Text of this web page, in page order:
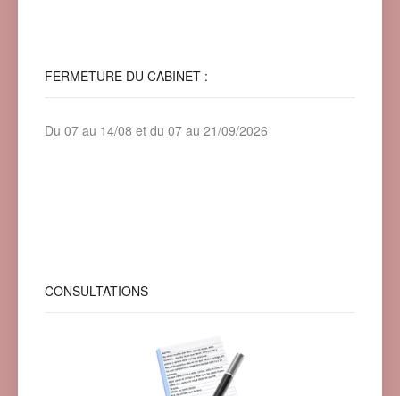
FERMETURE DU CABINET :
Du 07 au 14/08 et du 07 au 21/09/2026
CONSULTATIONS